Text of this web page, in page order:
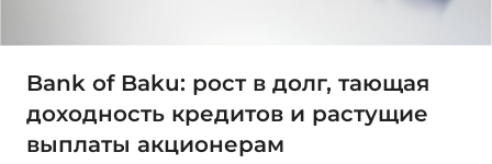
Bank of Baku: рост в долг, тающая
доходность кредитов и растущие
выплаты акционерам